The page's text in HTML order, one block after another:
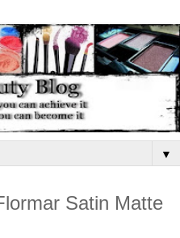
▼
Satin Matte